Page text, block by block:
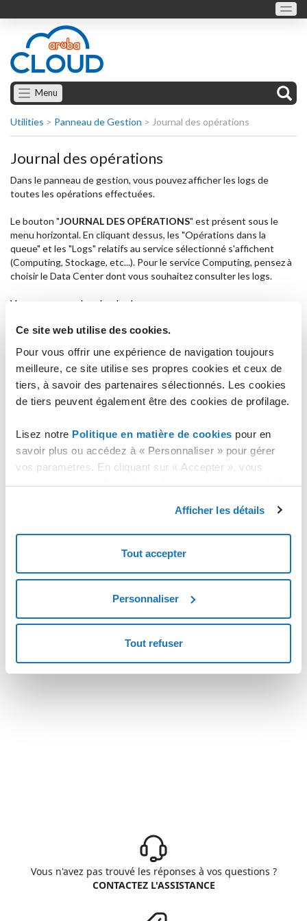
Ce site web utilise des cookies.
Pour vous offrir une expérience de navigation toujours
meilleure, ce site utilise ses propres cookies et ceux de
tiers, à savoir des partenaires sélectionnés. Les cookies
de tiers peuvent également être des cookies de profilage.
Lisez notre Politique en matière de cookies pour en
savoir plus ou accédez à « Personnaliser » pour gérer
vos paramètres. En cliquant sur « Accepter », vous
consentez au stockage de cookies sur votre appareil. En
stockage des cookies nécessaires.
Afficher les détails
Tout accepter
Personnaliser
Tout refuser
Menu
Utilities > Panneau de Gestion > Journal des opérations
Journal des opérations
Dans le panneau de gestion, vous pouvez afficher les logs de
toutes les opérations effectuées.
Le bouton "JOURNAL DES OPÉRATIONS" est présent sous le
menu horizontal. En cliquant dessus, les "Opérations dans la
queue" et les "Logs" relatifs au service sélectionné s'affichent
(Computing, Stockage, etc...). Pour le service Computing, pensez à
choisir le Data Center dont vous souhaitez consulter les logs.
Vous pouvez rechercher les logs par :
Commande
Contexte
Utilisateur
Date de début
Le bouton "RESET" vous permet de réinitialiser n'importe quel
ensemble de critères de recherche.
Vous n'avez pas trouvé les réponses à vos questions ?
CONTACTEZ L'ASSISTANCE